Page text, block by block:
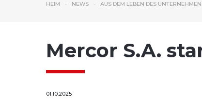
HEIM NEWS AUS DEM LEBEN DES
Mercor S.A.
01.10.2025